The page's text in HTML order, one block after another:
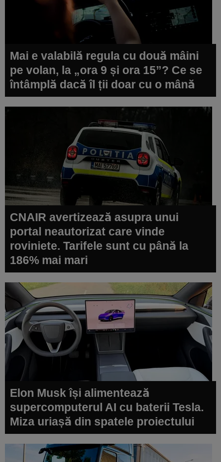
Mai e valabilă regula cu două mâini
pe volan, la „ora 9 și ora 15”? Ce se
întâmplă dacă îl ții doar cu o mână
CNAIR avertizează asupra unui
portal neautorizat care vinde
roviniete. Tarifele sunt cu până la
186% mai mari
Elon Musk își alimentează
supercomputerul AI cu baterii Tesla.
Miza uriașă din spatele proiectului